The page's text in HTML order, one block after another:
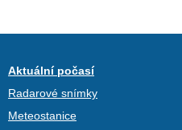
Aktuální počasí
Radarové snímky
Meteostanice